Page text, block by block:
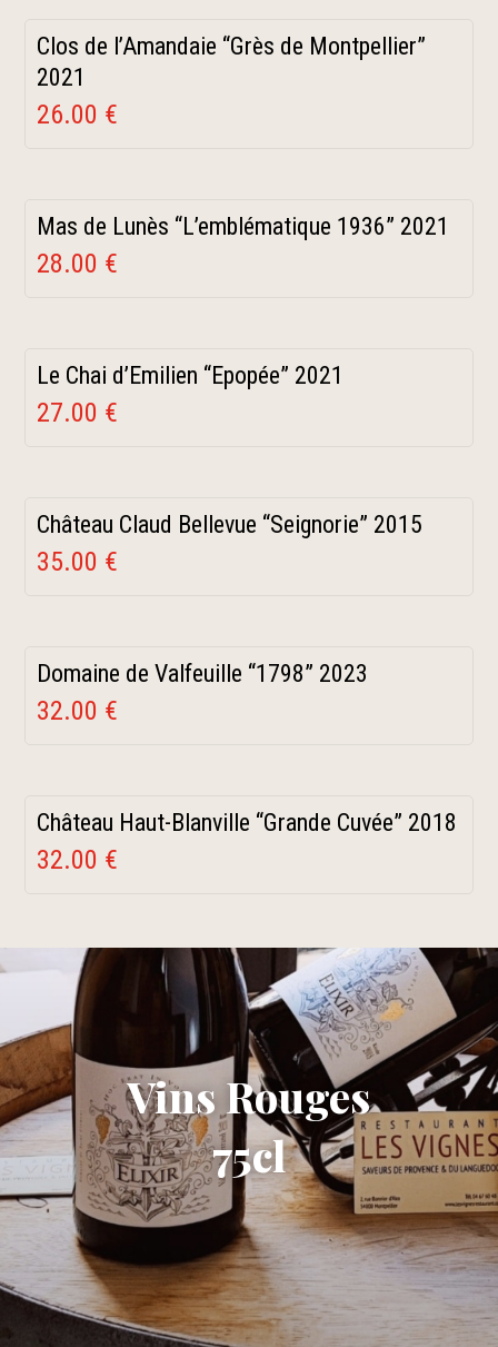
Clos de l’Amandaie “Grès de Montpellier”
2021
26.00 €
Mas de Lunès “L’emblématique 1936” 2021
28.00 €
Le Chai d’Emilien “Epopée” 2021
27.00 €
Château Claud Bellevue “Seignorie” 2015
35.00 €
Domaine de Valfeuille “1798” 2023
32.00 €
Château Haut-Blanville “Grande Cuvée” 2018
32.00 €
Vins Rouges
75cl